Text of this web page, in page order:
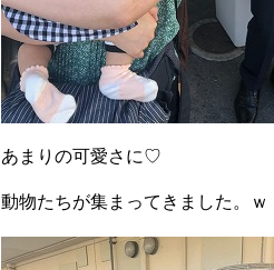
あまりの可愛さに♡
動物たちが集まってきました。ｗ